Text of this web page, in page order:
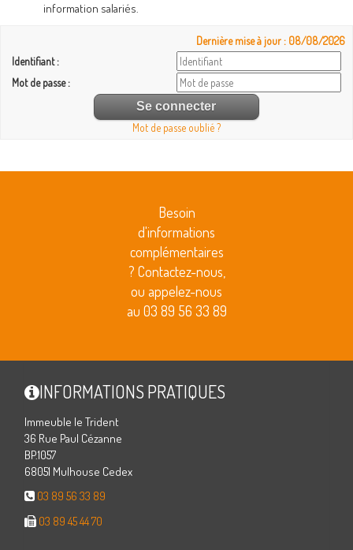
information salariés.
Dernière mise à jour : 08/08/2026
Identifiant :
Mot de passe :
Mot de passe oublié ?
Besoin
d'informations
complémentaires
? Contactez-nous,
ou appelez-nous
au 03 89 56 33 89
INFORMATIONS PRATIQUES
Immeuble le Trident
36 Rue Paul Cézanne
BP.1057
68051 Mulhouse Cedex
03 89 56 33 89
03 89 45 44 70